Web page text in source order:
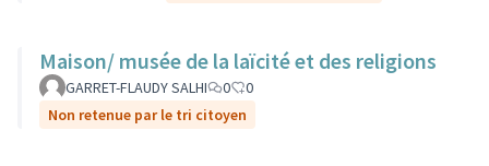
Maison/ musée de la laïcité et des religions
GARRET-FLAUDY SALHI 0
0
Non retenue par le tri citoyen